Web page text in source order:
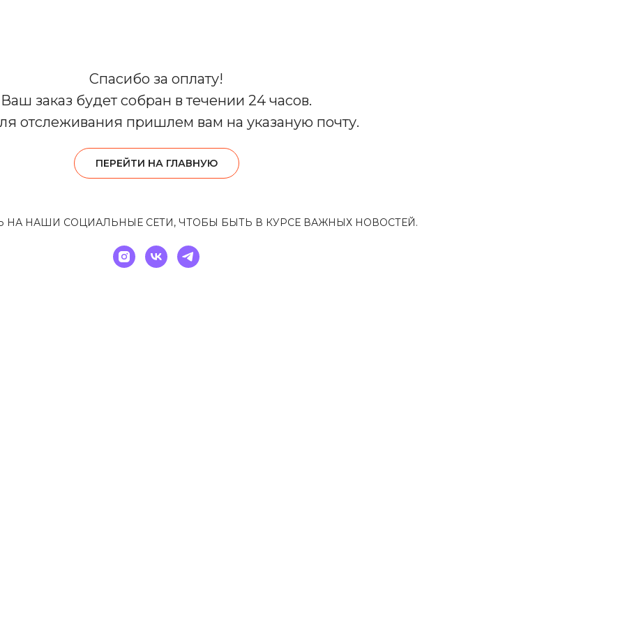
Спасибо за оплату!
Ваш заказ будет собран в течении 24 часов.
отслеживания пришлем вам на указаную почту.
ПЕРЕЙТИ НА ГЛАВНУЮ
НА НАШИ СОЦИАЛЬНЫЕ СЕТИ, ЧТОБЫ БЫТЬ В КУРСЕ ВАЖНЫХ НОВОСТЕЙ.